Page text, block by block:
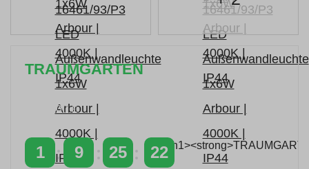
TRAUMGARTEN
über 400 €
1 9 25 21